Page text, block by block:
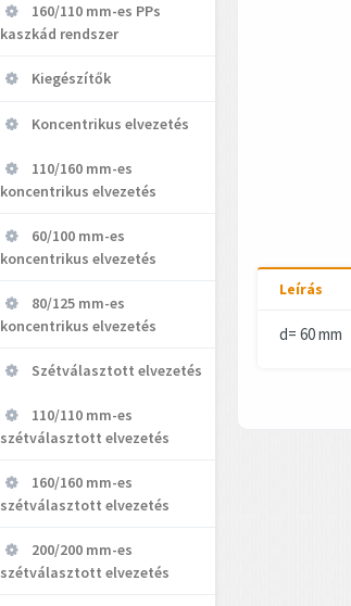
160/110 mm-es PPs
kaszkád rendszer
Kiegészítők
Koncentrikus elvezetés
110/160 mm-es
koncentrikus elvezetés
60/100 mm-es
koncentrikus elvezetés
80/125 mm-es
koncentrikus elvezetés
Szétválasztott elvezetés
110/110 mm-es
szétválasztott elvezetés
160/160 mm-es
szétválasztott elvezetés
200/200 mm-es
szétválasztott elvezetés
Leírás
d= 60 mm